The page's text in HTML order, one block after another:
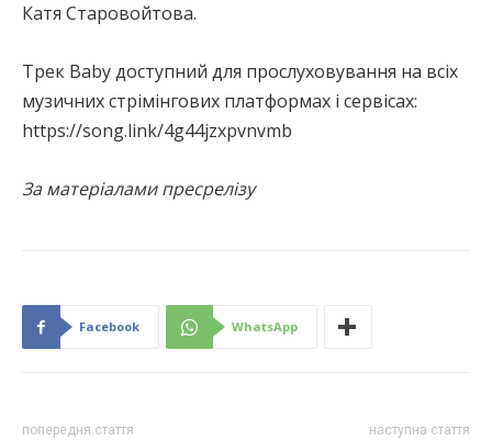
Катя Старовойтова.
Трек Baby доступний для прослуховування на всіх
музичних стрімінгових платформах і сервісах:
https://song.link/4g44jzxpvnvmb
За матеріалами пресрелізу
Facebook WhatsApp
попередня стаття наступна стаття